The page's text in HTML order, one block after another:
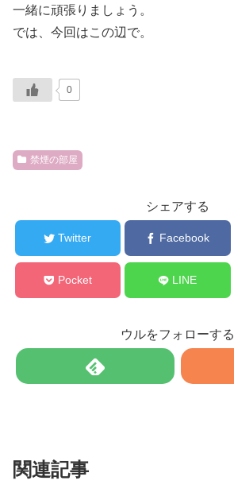
一緒に頑張りましょう。
では、今回はこの辺で。
0
禁煙の部屋
シェアする
Twitter Facebook
Pocket LINE
ウルをフォローする
関連記事